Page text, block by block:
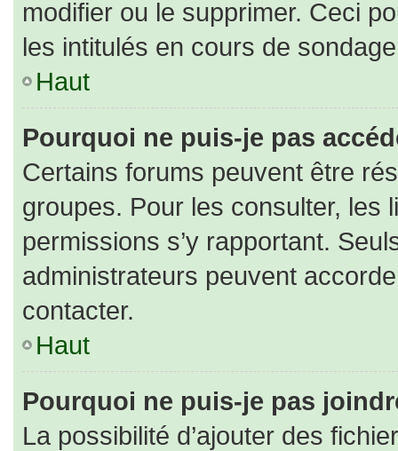
modifier ou le supprimer. Ceci
les intitulés en cours de
Haut
Pourquoi ne puis-je pas
Certains forums peuvent être
groupes. Pour les consulter, les
permissions s’y rapportant.
administrateurs peuvent
contacter.
Haut
Pourquoi ne puis-je pas
La possibilité d’ajouter des